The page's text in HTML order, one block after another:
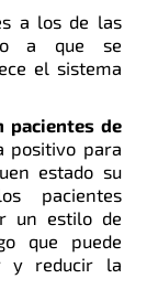
a los de las
a que se
el sistema
pacientes de
positivo para
estado su
pacientes
un estilo de
que puede
y reducir la